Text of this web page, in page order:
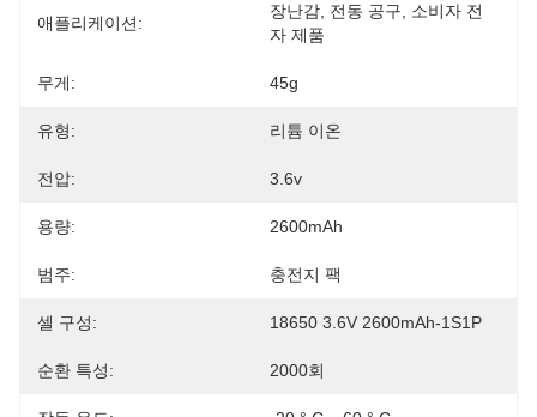
애플리케이션:
장난감, 전동 공구, 소비자 전
자 제품
무게: 45g
유형: 리튬 이온
전압: 3.6v
용량: 2600mAh
범주: 충전지 팩
셀 구성: 18650 3.6V 2600mAh-1S1P
순환 특성: 2000회